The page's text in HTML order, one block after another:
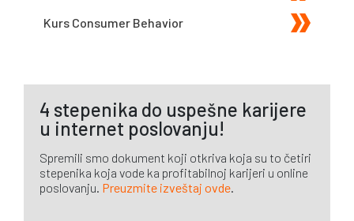
Kurs Consumer Behavior
4 stepenika do uspešne karijere
u internet poslovanju!
Spremili smo dokument koji otkriva koja su to četiri
stepenika koja vode ka profitabilnoj karijeri u online
poslovanju. Preuzmite izveštaj ovde.